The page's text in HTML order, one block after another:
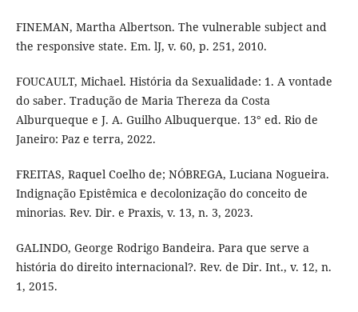
FINEMAN, Martha Albertson. The vulnerable subject and
the responsive state. Em. lJ, v. 60, p. 251, 2010.
FOUCAULT, Michael. História da Sexualidade: 1. A vontade
do saber. Tradução de Maria Thereza da Costa
Alburqueque e J. A. Guilho Albuquerque. 13° ed. Rio de
Janeiro: Paz e terra, 2022.
FREITAS, Raquel Coelho de; NÓBREGA, Luciana Nogueira.
Indignação Epistêmica e decolonização do conceito de
minorias. Rev. Dir. e Praxis, v. 13, n. 3, 2023.
GALINDO, George Rodrigo Bandeira. Para que serve a
história do direito internacional?. Rev. de Dir. Int., v. 12, n.
1, 2015.